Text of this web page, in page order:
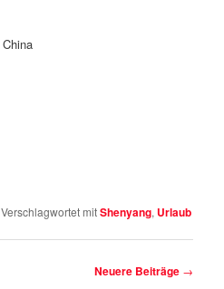
Verschlagwortet mitShenyang, Urlaub
Neuere Beiträge →